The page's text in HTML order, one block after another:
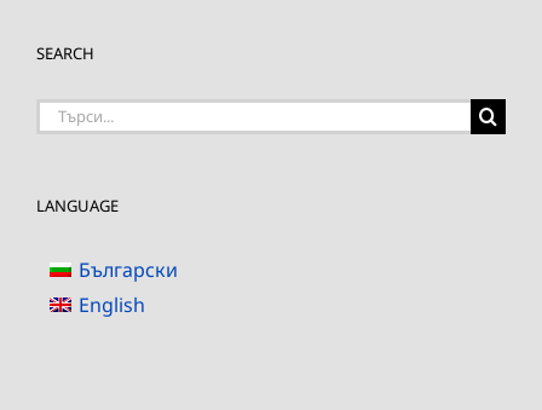
SEARCH
Търсене
LANGUAGE
Български
English